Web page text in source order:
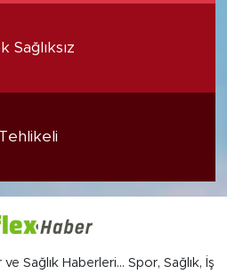
Sağlıksız
Tehlikeli
Sağlık Haberleri... Spor, Sağlık, İş